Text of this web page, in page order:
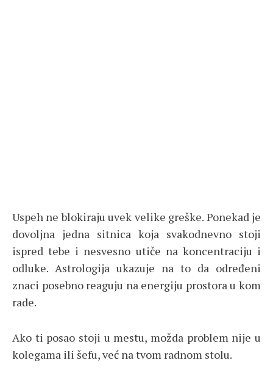
Uspeh ne blokiraju uvek velike greške. Ponekad je
dovoljna jedna sitnica koja svakodnevno stoji
ispred tebe i nesvesno utiče na koncentraciju i
odluke. Astrologija ukazuje na to da određeni
znaci posebno reaguju na energiju prostora u kom
rade.
Ako ti posao stoji u mestu, možda problem nije u
kolegama ili šefu, već na tvom radnom stolu.